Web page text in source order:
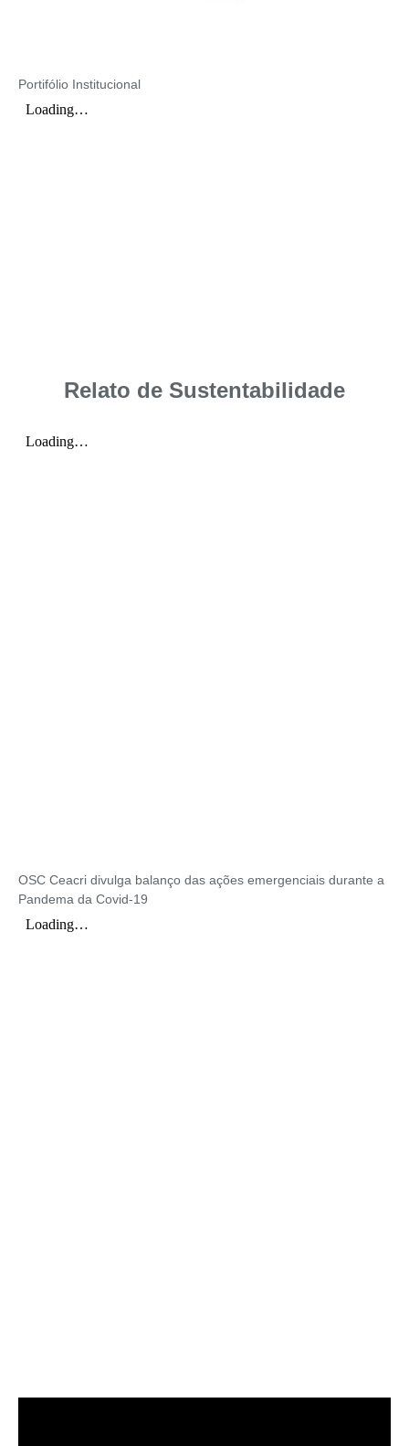
Portifólio Institucional
Relato de Sustentabilidade
OSC Ceacri divulga balanço das ações emergenciais durante a
Pandema da Covid-19